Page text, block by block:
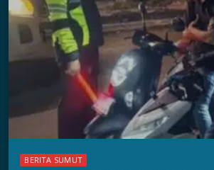
BERITA SUMUT